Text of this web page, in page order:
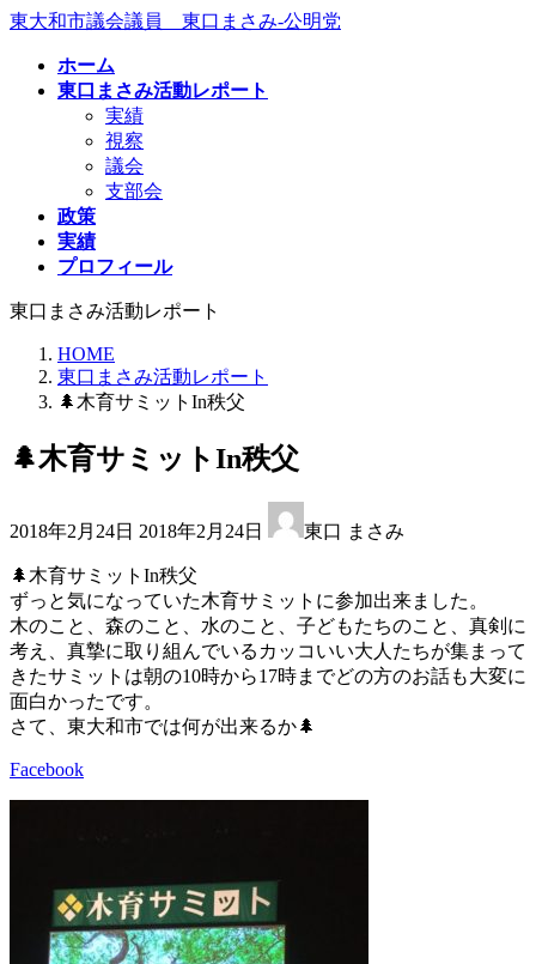
コ
ナ
東大和市議会議員 東口まさみ-公明党
ホーム
東口まさみ活動レポート
実績
視察
議会
支部会
政策
実績
プロフィール
東口まさみ活動レポート
HOME
東口まさみ活動レポート
🌲木育サミットIn秩父
🌲木育サミットIn秩父
2018年2月24日 終
新
日
時
:
2018年2月24日 東口 まさみ
🌲木育サミットIn秩父
ずっと気になっていた木育サミットに参加出来ました。
木のこと、森のこと、水のこと、子どもたちのこと、真剣に
考え、真摯に取り組んでいるカッコいい大人たちが集まって
きたサミットは朝の10時から17時までどの方のお話も大変に
面白かったです。
さて、東大和市では何が出来るか🌲
Facebook